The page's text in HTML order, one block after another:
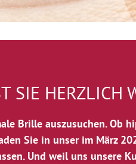
SIE HERZLICH
Brille auszusuchen. Ob
Sie in unser im März
Und weil uns unsere